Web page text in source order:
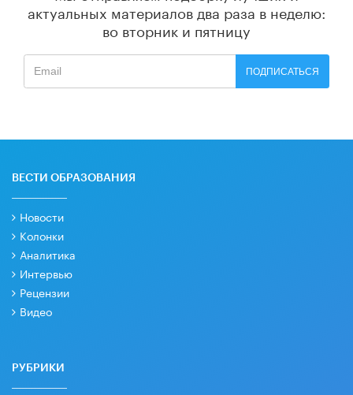
актуальных материалов два раза в неделю:
во вторник и пятницу
ПОДПИСАТЬСЯ
ВЕСТИ ОБРАЗОВАНИЯ
Новости
Колонки
Аналитика
Интервью
Рецензии
Видео
РУБРИКИ